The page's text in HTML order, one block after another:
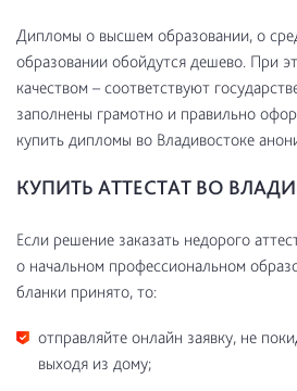
Дипломы о высшем образовании, о
образовании обойдутся дешево. При
качеством – соответствуют
заполнены грамотно и правильно
купить дипломы во Владивостоке
КУПИТЬ АТТЕСТАТ ВО
Если решение заказать недорого
о начальном профессиональном
бланки принято, то:
отправляйте онлайн заявку, не
выходя из дому;